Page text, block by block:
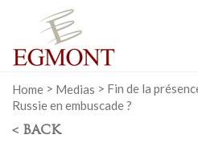
Home > Medias > Fin de la
Russie en embuscade ?
< BACK